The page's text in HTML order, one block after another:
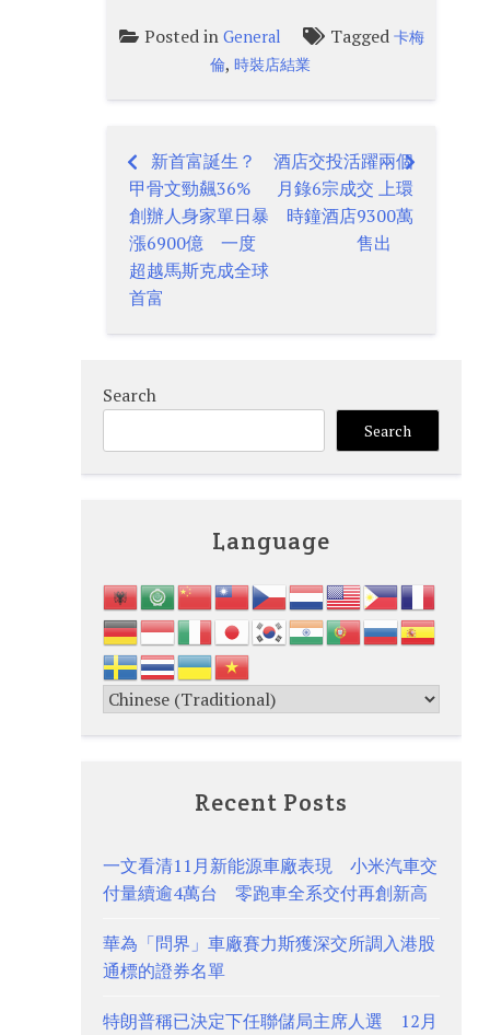
Posted in General Tagged 卡梅
倫,時裝店結業
Post
navigation
新首富誕生？
甲骨文勁飆36%
創辦人身家單日暴
漲6900億 一度
超越馬斯克成全球
首富
酒店交投活躍兩個
月錄6宗成交 上環
時鐘酒店9300萬
售出
Search
Search
Language
Recent Posts
一文看清11月新能源車廠表現 小米汽車交
付量續逾4萬台 零跑車全系交付再創新高
華為「問界」車廠賽力斯獲深交所調入港股
通標的證券名單
特朗普稱已決定下任聯儲局主席人選 12月